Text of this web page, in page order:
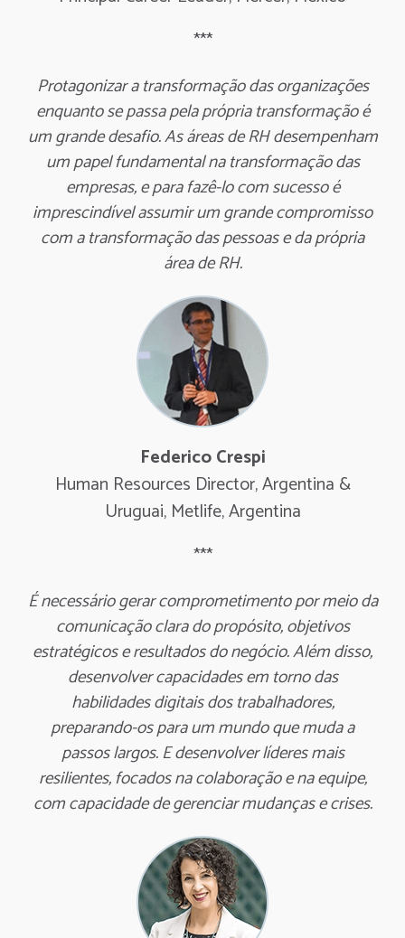
***
Protagonizar a transformação das organizações
enquanto se passa pela própria transformação é
um grande desafio. As áreas de RH desempenham
um papel fundamental na transformação das
empresas, e para fazê-lo com sucesso é
imprescindível assumir um grande compromisso
com a transformação das pessoas e da própria
área de RH.
Federico Crespi
Human Resources Director, Argentina &
Uruguai, Metlife, Argentina
***
É necessário gerar comprometimento por meio da
comunicação clara do propósito, objetivos
estratégicos e resultados do negócio. Além disso,
desenvolver capacidades em torno das
habilidades digitais dos trabalhadores,
preparando-os para um mundo que muda a
passos largos. E desenvolver líderes mais
resilientes, focados na colaboração e na equipe,
com capacidade de gerenciar mudanças e crises.